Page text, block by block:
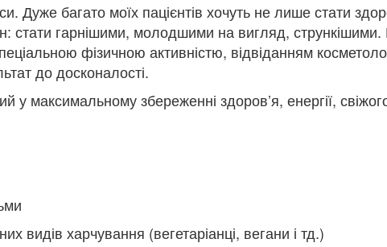
Дуже багато моїх пацієнтів хочуть не лише стати
стати гарнішими, молодшими на вигляд,
фізичною активністю, відвіданням
до досконалості.
у максимальному збереженні здоров’я, енергії,
видів харчування (вегетаріанці, вегани і тд.)